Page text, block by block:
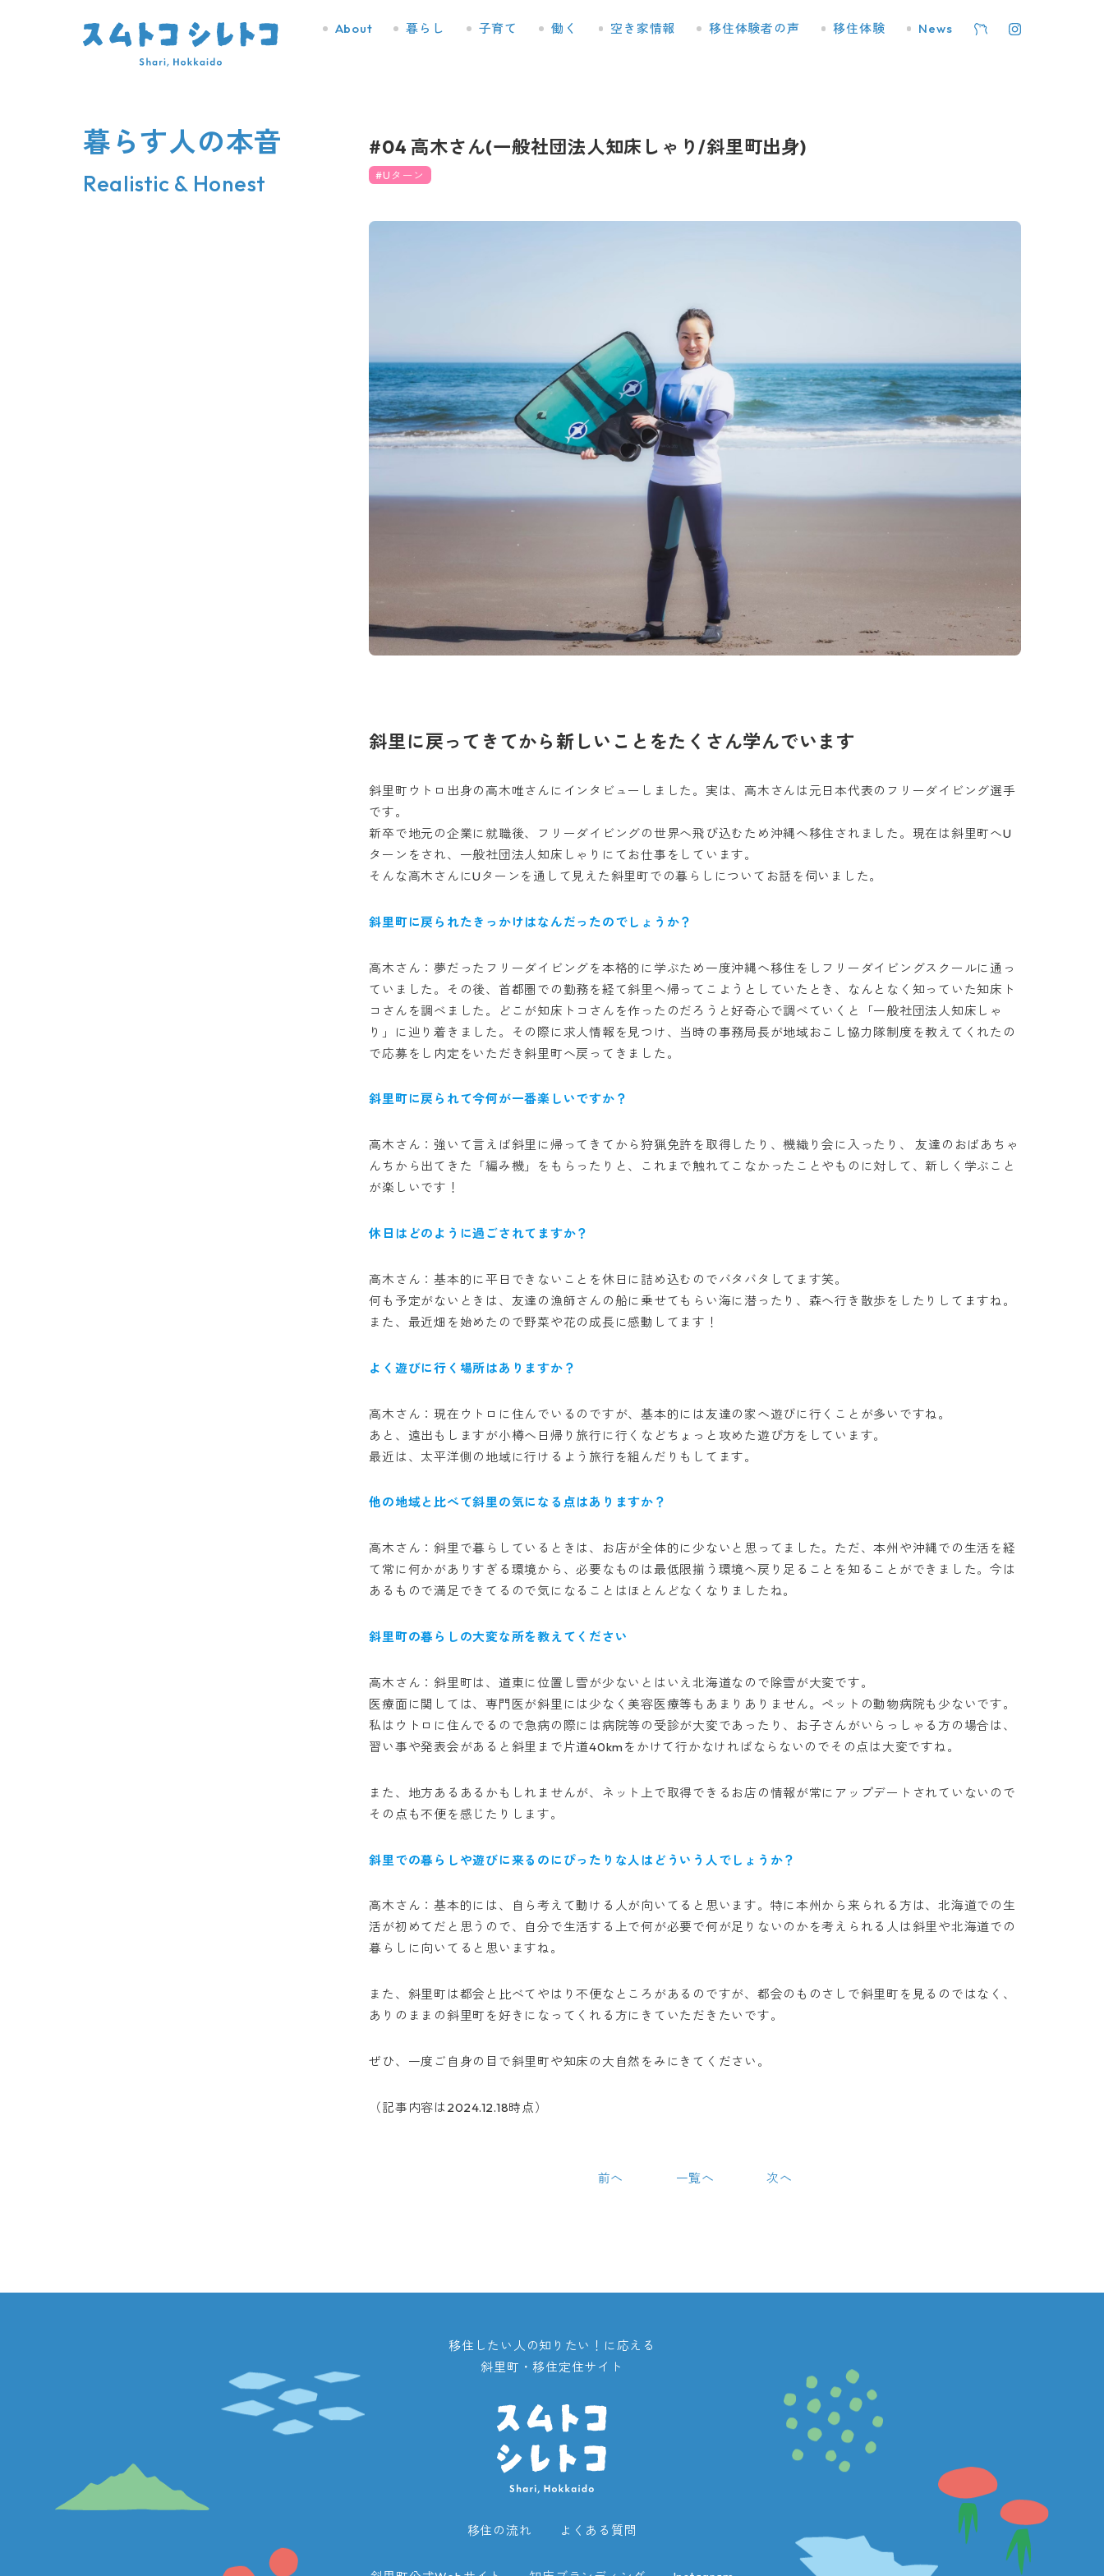
About 暮らし 子育て 働く 空き家情報 移住体験者の声 移住体験 News
暮らす人の本音
Realistic & Honest
#04 高木さん(一般社団法人知床しゃり/斜里町出身)
Uターン
斜里に戻ってきてから新しいことをたくさん学んでいます
斜里町ウトロ出身の高木唯さんにインタビューしました。実は、高木さんは元日本代表のフリーダイビング選手
です。
新卒で地元の企業に就職後、フリーダイビングの世界へ飛び込むため沖縄へ移住されました。現在は斜里町へU
ターンをされ、一般社団法人知床しゃりにてお仕事をしています。
そんな高木さんにUターンを通して見えた斜里町での暮らしについてお話を伺いました。
斜里町に戻られたきっかけはなんだったのでしょうか？
高木さん：夢だったフリーダイビングを本格的に学ぶため一度沖縄へ移住をしフリーダイビングスクールに通っ
ていました。その後、首都圏での勤務を経て斜里へ帰ってこようとしていたとき、なんとなく知っていた知床ト
コさんを調べました。どこが知床トコさんを作ったのだろうと好奇心で調べていくと「一般社団法人知床しゃ
り」に辿り着きました。その際に求人情報を見つけ、当時の事務局長が地域おこし協力隊制度を教えてくれたの
で応募をし内定をいただき斜里町へ戻ってきました。
斜里町に戻られて今何が一番楽しいですか？
高木さん：強いて言えば斜里に帰ってきてから狩猟免許を取得したり、機織り会に入ったり、 友達のおばあちゃ
んちから出てきた「編み機」をもらったりと、これまで触れてこなかったことやものに対して、新しく学ぶこと
が楽しいです！
休日はどのように過ごされてますか？
高木さん：基本的に平日できないことを休日に詰め込むのでバタバタしてます笑。
何も予定がないときは、友達の漁師さんの船に乗せてもらい海に潜ったり、森へ行き散歩をしたりしてますね。
また、最近畑を始めたので野菜や花の成長に感動してます！
よく遊びに行く場所はありますか？
高木さん：現在ウトロに住んでいるのですが、基本的には友達の家へ遊びに行くことが多いですね。
あと、遠出もしますが小樽へ日帰り旅行に行くなどちょっと攻めた遊び方をしています。
最近は、太平洋側の地域に行けるよう旅行を組んだりもしてます。
他の地域と比べて斜里の気になる点はありますか？
高木さん：斜里で暮らしているときは、お店が全体的に少ないと思ってました。ただ、本州や沖縄での生活を経
て常に何かがありすぎる環境から、必要なものは最低限揃う環境へ戻り足ることを知ることができました。今は
あるもので満足できてるので気になることはほとんどなくなりましたね。
斜里町の暮らしの大変な所を教えてください
高木さん：斜里町は、道東に位置し雪が少ないとはいえ北海道なので除雪が大変です。
医療面に関しては、専門医が斜里には少なく美容医療等もあまりありません。ペットの動物病院も少ないです。
私はウトロに住んでるので急病の際には病院等の受診が大変であったり、お子さんがいらっしゃる方の場合は、
習い事や発表会があると斜里まで片道40kmをかけて行かなければならないのでその点は大変ですね。
また、地方あるあるかもしれませんが、ネット上で取得できるお店の情報が常にアップデートされていないので
その点も不便を感じたりします。
斜里での暮らしや遊びに来るのにぴったりな人はどういう人でしょうか？
高木さん：基本的には、自ら考えて動ける人が向いてると思います。特に本州から来られる方は、北海道での生
活が初めてだと思うので、自分で生活する上で何が必要で何が足りないのかを考えられる人は斜里や北海道での
暮らしに向いてると思いますね。
また、斜里町は都会と比べてやはり不便なところがあるのですが、都会のものさしで斜里町を見るのではなく、
ありのままの斜里町を好きになってくれる方にきていただきたいです。
ぜひ、一度ご自身の目で斜里町や知床の大自然をみにきてください。
（記事内容は2024.12.18時点）
前へ 一覧へ 次へ
移住したい人の知りたい！に応える
斜里町・移住定住サイト
移住の流れ よくある質問